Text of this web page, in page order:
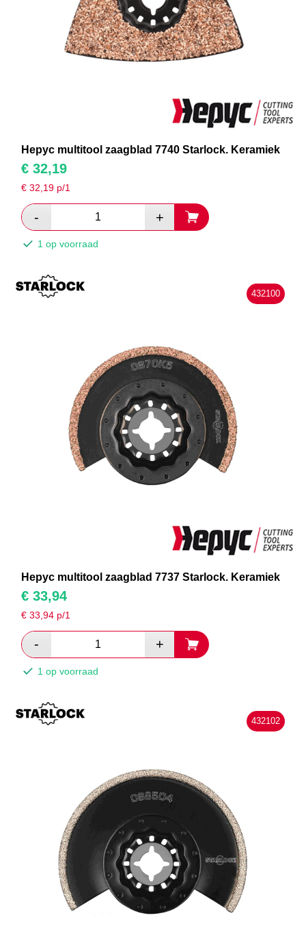
Hepyc multitool zaagblad 7740 Starlock. Keramiek
€ 32,19
€32,19 p/1
1 op voorraad
432100
Hepyc multitool zaagblad 7737 Starlock. Keramiek
€ 33,94
€33,94 p/1
1 op voorraad
432102